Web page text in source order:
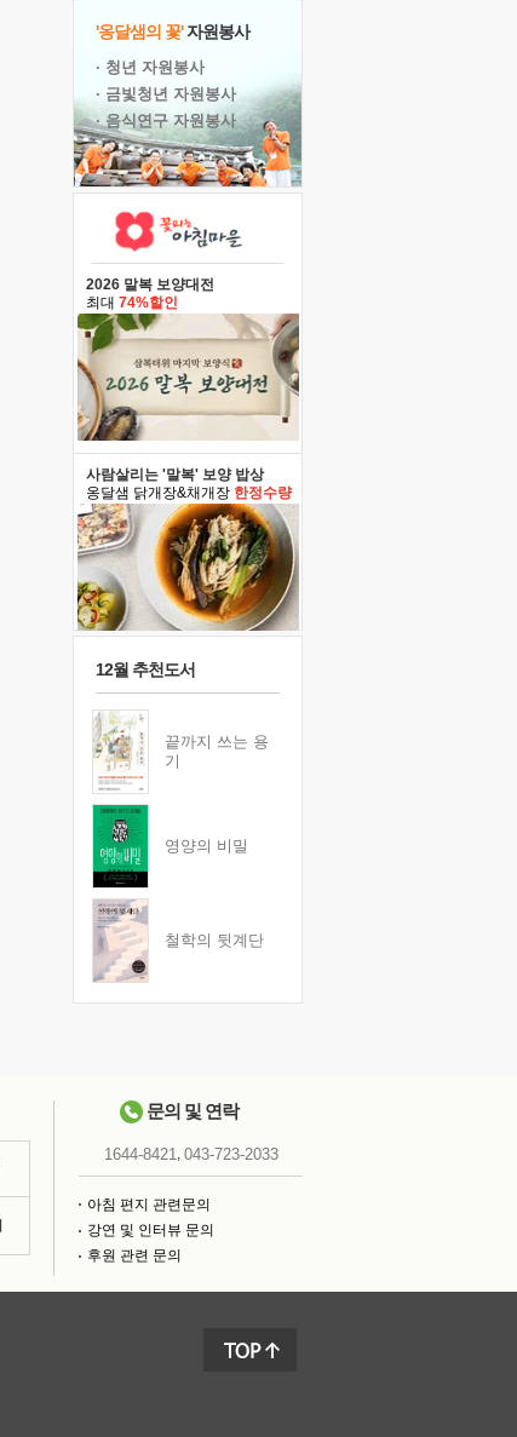
'옹달샘의 꽃'자원봉사
· 청년 자원봉사
· 금빛청년 자원봉사
· 음식연구 자원봉사
2026 말복 보양대전
최대 74%할인
사람살리는 '말복' 보양 밥상
옹달샘 닭개장&채개장 한정수량
12월 추천도서
끝까지 쓰는 용
기
영양의 비밀
철학의 뒷계단
문의 및 연락
1644-8421, 043-723-2033
아침 편지 관련문의
강연 및 인터뷰 문의
후원 관련 문의